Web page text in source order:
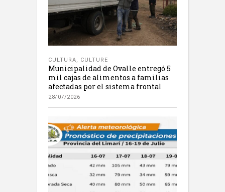
CULTURA, CULTURE
Municipalidad de Ovalle entregó 5
mil cajas de alimentos a familias
afectadas por el sistema frontal
28/07/2026